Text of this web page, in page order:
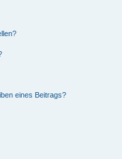
eines Beitrags?